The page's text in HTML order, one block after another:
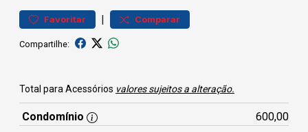
Favoritar | Comparar
Compartilhe:
Total para Acessórios valores sujeitos a alteração.
Condomínio
600,00